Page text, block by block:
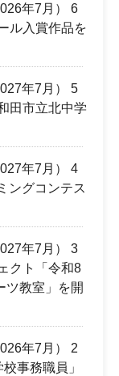
年7月） 6
ル入賞作品を
年7月） 5
田市立北中学
年7月） 4
ングコンテス
年7月） 3
クト「令和8
ツ教室」を開
年7月） 2
事務職員」